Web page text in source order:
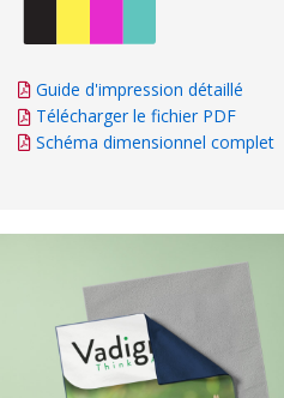
Guide d'impression détaillé
Télécharger le fichier PDF
Schéma dimensionnel complet